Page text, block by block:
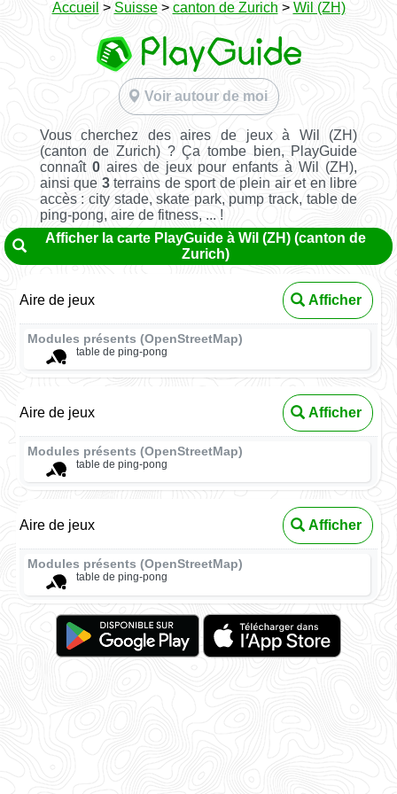
Accueil > Suisse> canton de Zurich > Wil (ZH)
Voir autour de moi
Vous cherchez des aires de jeux à Wil (ZH)
(canton de Zurich) ? Ça tombe bien, PlayGuide
connaît 0aires de jeux pour enfants à Wil (ZH),
ainsi que 3terrains de sport de plein air et en libre
accès : city stade, skate park, pump track, table de
ping-pong, aire de fitness, ... !
Afficher la carte PlayGuide à Wil (ZH) (canton de
Zurich)
Aire de jeux Afficher
Modules présents (OpenStreetMap)
table de ping-pong
Aire de jeux Afficher
Modules présents (OpenStreetMap)
table de ping-pong
Aire de jeux Afficher
Modules présents (OpenStreetMap)
table de ping-pong